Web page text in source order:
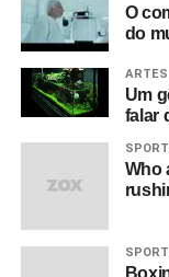
Eu não
aquilo era a nova
do que o punk
uma banda para
era algo maior e
punk. Pelo menos
O que
cinema Scala, em
O
do
ARTES
Um
falar
Who